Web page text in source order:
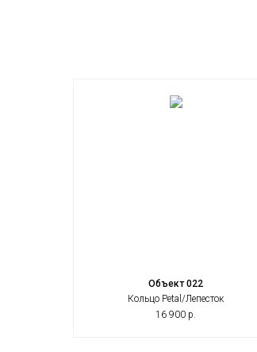
Объект 022
Кольцо Petal/Лепесток
16 900 р.